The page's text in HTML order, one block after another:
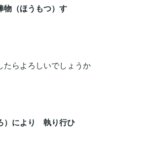
（ほうもつ）す
たらよろしいでしょうか
）により 執り行ひ